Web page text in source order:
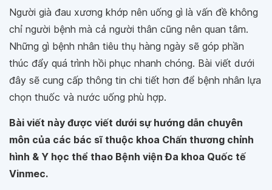
Người già đau xương khớp nên uống gì là vấn đề không
chỉ người bệnh mà cả người thân cũng nên quan tâm.
Những gì bệnh nhân tiêu thụ hàng ngày sẽ góp phần
thúc đẩy quá trình hồi phục nhanh chóng. Bài viết dưới
đây sẽ cung cấp thông tin chi tiết hơn để bệnh nhân lựa
chọn thuốc và nước uống phù hợp.
Bài viết này được viết dưới sự hướng dẫn chuyên
môn của các bác sĩ thuộc khoa Chấn thương chỉnh
hình & Y học thể thao Bệnh viện Đa khoa Quốc tế
Vinmec.